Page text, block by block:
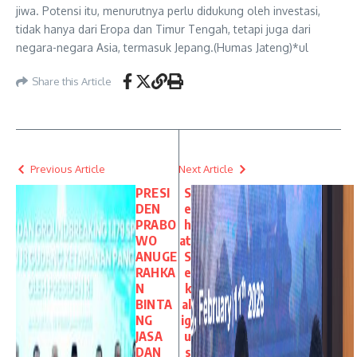
jiwa. Potensi itu, menurutnya perlu didukung oleh investasi,
tidak hanya dari Eropa dan Timur Tengah, tetapi juga dari
negara-negara Asia, termasuk Jepang.(Humas Jateng)*ul
Share this Article
Previous Article
PRESI
DEN
PRABO
WO
ANUGE
RAHKA
N
BINTA
NG
JASA
DAN
Next Article
S
e
h
at
S
e
k
al
ig
u
s